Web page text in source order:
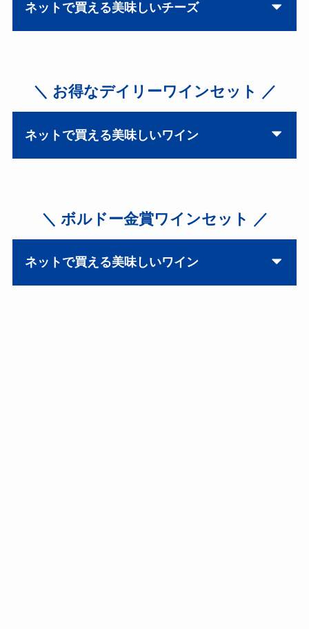
ネットで買える美味しいチーズ
＼ お得なデイリーワインセット ／
ネットで買える美味しいワイン
＼ ボルドー金賞ワインセット ／
ネットで買える美味しいワイン